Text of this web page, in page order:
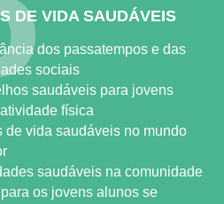
DE VIDA SAUDÁVEIS
dos passatempos e das
sociais
saudáveis para jovens
física
de vida saudáveis no mundo
saudáveis na comunidade
os jovens alunos se